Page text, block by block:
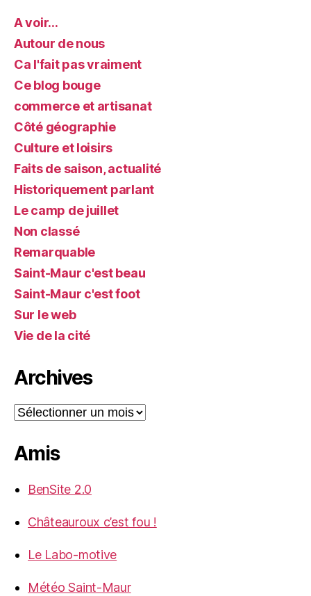
A voir…
Autour de nous
Ca l'fait pas vraiment
Ce blog bouge
commerce et artisanat
Côté géographie
Culture et loisirs
Faits de saison, actualité
Historiquement parlant
Le camp de juillet
Non classé
Remarquable
Saint-Maur c'est beau
Saint-Maur c'est foot
Sur le web
Vie de la cité
Archives
Archives
Amis
BenSite 2.0
Châteauroux c’est fou !
Le Labo-motive
Météo Saint-Maur